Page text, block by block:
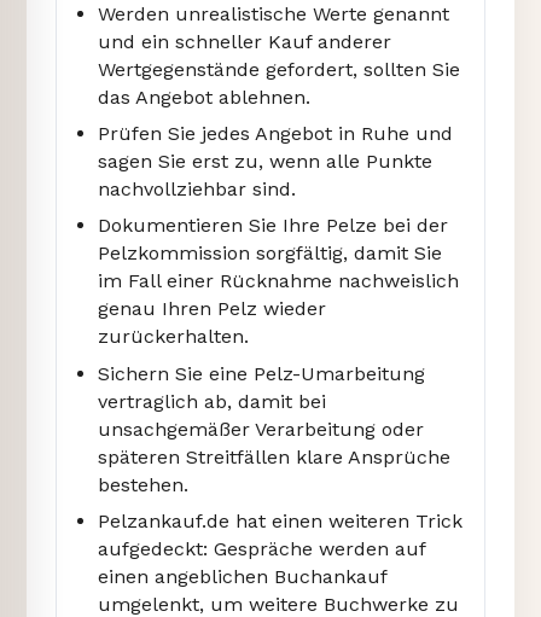
Werden unrealistische Werte genannt
und ein schneller Kauf anderer
Wertgegenstände gefordert, sollten Sie
das Angebot ablehnen.
Prüfen Sie jedes Angebot in Ruhe und
sagen Sie erst zu, wenn alle Punkte
nachvollziehbar sind.
Dokumentieren Sie Ihre Pelze bei der
Pelzkommission sorgfältig, damit Sie
im Fall einer Rücknahme nachweislich
genau Ihren Pelz wieder
zurückerhalten.
Sichern Sie eine Pelz-Umarbeitung
vertraglich ab, damit bei
unsachgemäßer Verarbeitung oder
späteren Streitfällen klare Ansprüche
bestehen.
Pelzankauf.de hat einen weiteren Trick
aufgedeckt: Gespräche werden auf
einen angeblichen Buchankauf
umgelenkt, um weitere Buchwerke zu